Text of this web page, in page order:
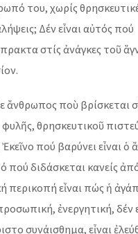
του, χωρίς
Δέν εἶναι αὐτός πού
στίς ἀνάγκες τοῦ
ἄνθρωπος ποὺ βρίσκεται
θρησκευτικοῦ
πού βαρύνει εἶναι ὁ
πού διδάσκεται κανείς
περικοπή εἶναι πώς ἡ
ἐνεργητική, δέν
συνάισθημα, εἶναι